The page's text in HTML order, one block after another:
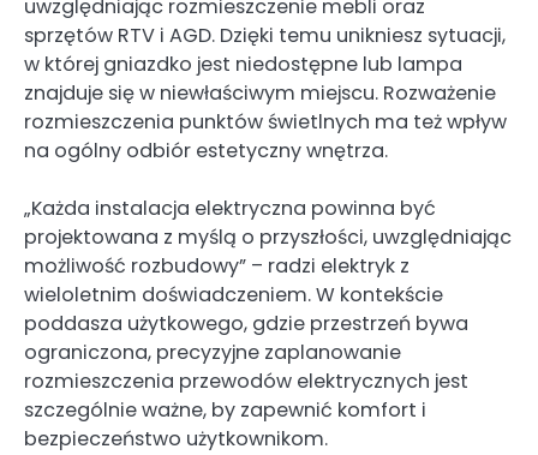
uwzględniając rozmieszczenie mebli oraz
sprzętów RTV i AGD. Dzięki temu unikniesz sytuacji,
w której gniazdko jest niedostępne lub lampa
znajduje się w niewłaściwym miejscu. Rozważenie
rozmieszczenia punktów świetlnych ma też wpływ
na ogólny odbiór estetyczny wnętrza.
„Każda instalacja elektryczna powinna być
projektowana z myślą o przyszłości, uwzględniając
możliwość rozbudowy” – radzi elektryk z
wieloletnim doświadczeniem. W kontekście
poddasza użytkowego, gdzie przestrzeń bywa
ograniczona, precyzyjne zaplanowanie
rozmieszczenia przewodów elektrycznych jest
szczególnie ważne, by zapewnić komfort i
bezpieczeństwo użytkownikom.